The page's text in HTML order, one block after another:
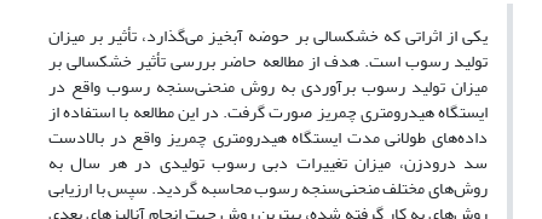
یکی از اثراتی که خشکسالی بر حوضه آبخیز می‌گذارد، تأثیر بر میزان
تولید رسوب است. هدف از مطالعه حاضر بررسی تأثیر خشکسالی بر
میزان تولید رسوب برآوردی به روش منحنی‌سنجه رسوب واقع در
ایستگاه هیدرومتری چمریز صورت گرفت. در این مطالعه با استفاده از
داده‌های طولانی مدت ایستگاه هیدرومتری چمریز واقع در بالادست
سد درودزن، میزان تغییرات دبی رسوب تولیدی در هر سال به
روش‌های مختلف منحنی‌سنجه رسوب محاسبه گردید. سپس با ارزیابی